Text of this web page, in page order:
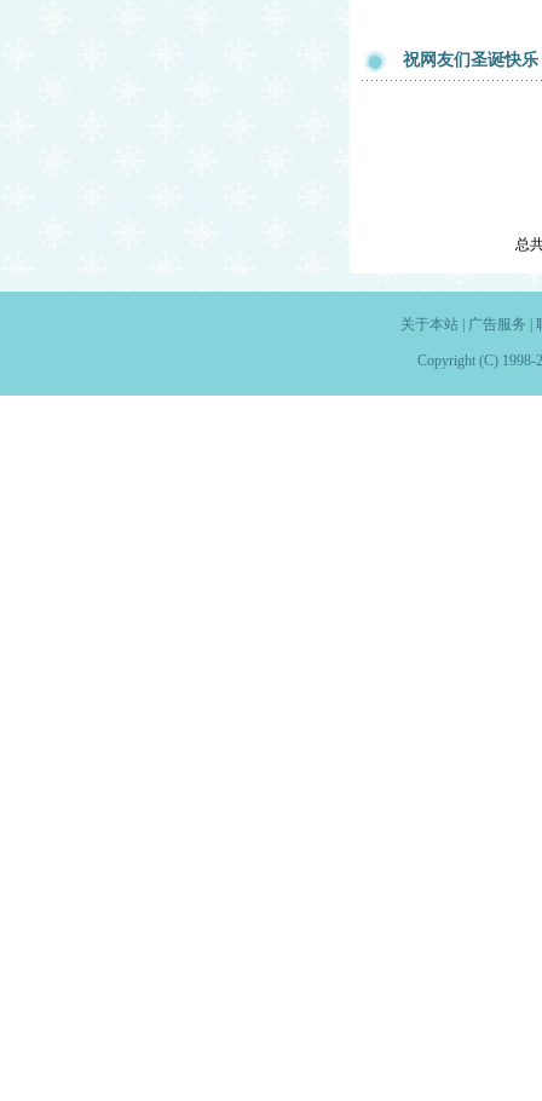
祝网友们圣诞快乐
总
关于本站| 广告服务
Copyright (C) 1998-